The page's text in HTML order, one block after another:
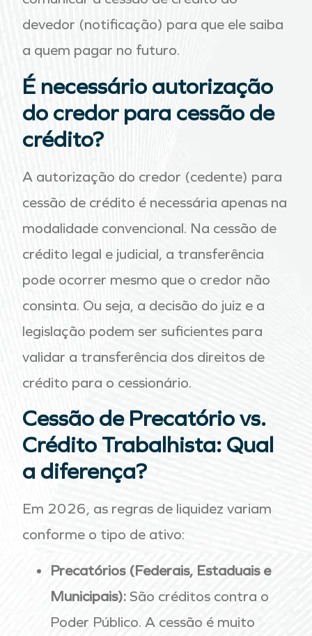
devedor (notificação) para que ele saiba
a quem pagar no futuro.
É necessário autorização
do credor para cessão de
crédito?
A autorização do credor (cedente) para
cessão de crédito é necessária apenas na
modalidade convencional. Na cessão de
crédito legal e judicial, a transferência
pode ocorrer mesmo que o credor não
consinta. Ou seja, a decisão do juiz e a
legislação podem ser suficientes para
validar a transferência dos direitos de
crédito para o cessionário.
Cessão de Precatório vs.
Crédito Trabalhista: Qual
a diferença?
Em 2026, as regras de liquidez variam
conforme o tipo de ativo:
Precatórios (Federais, Estaduais e
Municipais): São créditos contra o
Poder Público. A cessão é muito